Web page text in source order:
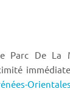
Parc De La